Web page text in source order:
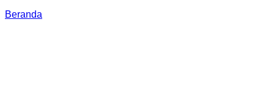
Beranda